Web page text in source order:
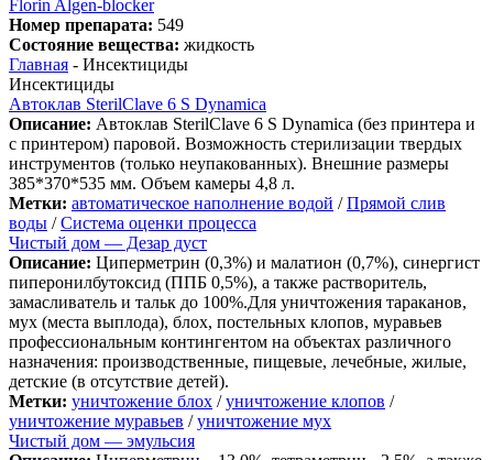
Florin Algen-blocker
Номер препарата: 549
Состояние вещества: жидкость
Главная - Инсектициды
Инсектициды
Автоклав SterilClave 6 S Dynamica
Описание: Автоклав SterilClave 6 S Dynamica (без принтера и
с принтером) паровой. Возможность стерилизации твердых
инструментов (только неупакованных). Внешние размеры
385*370*535 мм. Объем камеры 4,8 л.
Метки: автоматическое наполнение водой /Прямой слив
воды /Система оценки процесса
Чистый дом — Дезар дуст
Описание: Циперметрин (0,3%) и малатион (0,7%), синергист
пиперонилбутоксид (ППБ 0,5%), а также растворитель,
замасливатель и тальк до 100%.Для уничтожения тараканов,
мух (места выплода), блох, постельных клопов, муравьев
профессиональным контингентом на объектах различного
назначения: производственные, пищевые, лечебные, жилые,
детские (в отсутствие детей).
Метки: уничтожение блох /уничтожение клопов /
уничтожение муравьев /уничтожение мух
Чистый дом — эмульсия